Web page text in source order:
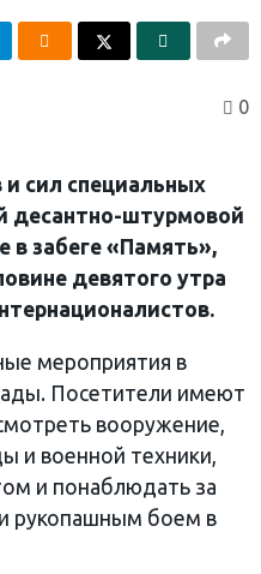
0
и сил специальных
десантно-штурмовой
в забеге «Память»,
девятого утра
мероприятия в
Посетители имеют
вооружение,
и военной техники,
и понаблюдать за
рукопашным боем в